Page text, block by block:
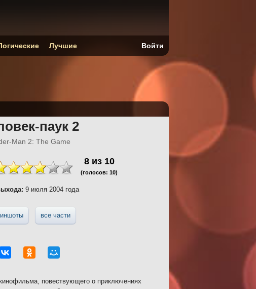
паук 2
Man 2: The Game
8из 10
(голосов: 10)
9 июля 2004 года
все части
повествующего о приключениях
Лучшие Войти